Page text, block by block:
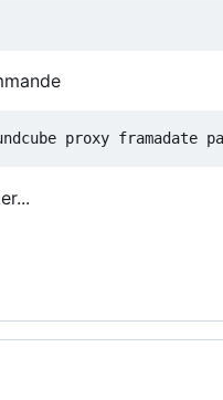
proxy framadate